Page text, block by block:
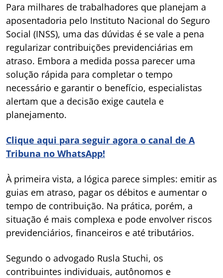
Para milhares de trabalhadores que planejam a
aposentadoria pelo Instituto Nacional do Seguro
Social (INSS), uma das dúvidas é se vale a pena
regularizar contribuições previdenciárias em
atraso. Embora a medida possa parecer uma
solução rápida para completar o tempo
necessário e garantir o benefício, especialistas
alertam que a decisão exige cautela e
planejamento.
Clique aqui para seguir agora o canal de A
Tribuna no WhatsApp!
À primeira vista, a lógica parece simples: emitir as
guias em atraso, pagar os débitos e aumentar o
tempo de contribuição. Na prática, porém, a
situação é mais complexa e pode envolver riscos
previdenciários, financeiros e até tributários.
Segundo o advogado Rusla Stuchi, os
contribuintes individuais, autônomos e